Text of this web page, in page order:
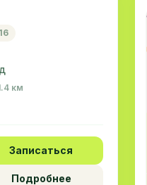
км
Записаться
Подробнее